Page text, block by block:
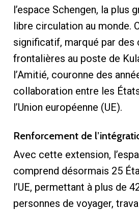
l’espace Schengen, la plus
libre circulation au monde.
significatif, marqué par des
frontalières au poste de
l’Amitié, couronne des
collaboration entre les
l’Union européenne (UE).
Renforcement de
Avec cette extension,
comprend désormais 25
l’UE, permettant à plus de
personnes de voyager,